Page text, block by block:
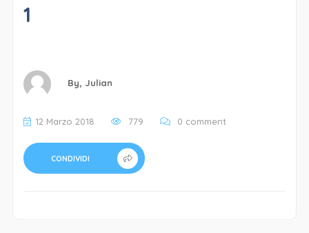
1
By, Julian
12 Marzo 2018 779 0 comment
CONDIVIDI